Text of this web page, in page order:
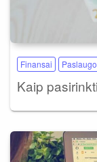
Finansai
Kaip